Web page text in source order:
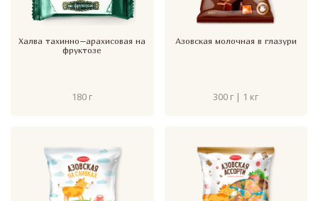
Халва тахинно–арахисовая на
фруктозе
180 г
Азовская молочная в глазури
300 г | 1 кг